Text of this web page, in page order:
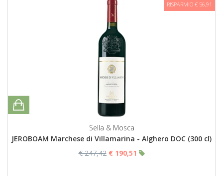
RISPARMIO € 56,91
Sella & Mosca
JEROBOAM Marchese di Villamarina - Alghero DOC (300 cl)
€ 247,42 € 190,51